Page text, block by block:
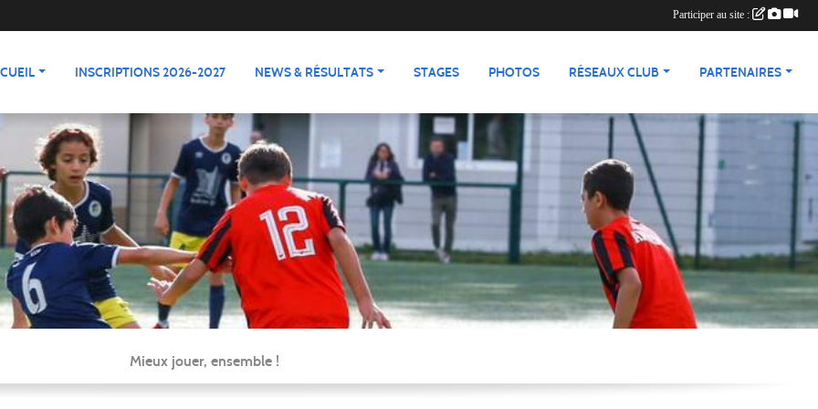
INSCRIPTIONS 2026-2027 NEWS & RÉSULTATS STAGES PHOTOS RÉSEAUX CLUB PARTENAIRES
Mieux jouer, ensemble !
Participer au site :